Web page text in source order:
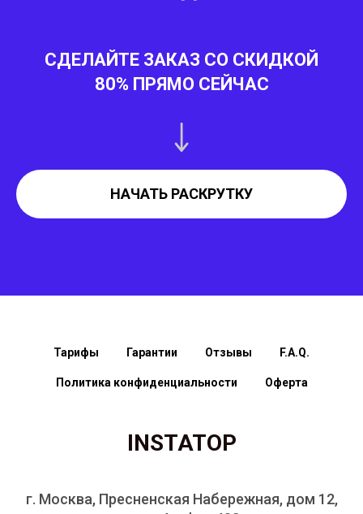
СДЕЛАЙТЕ ЗАКАЗ СО СКИДКОЙ
80% ПРЯМО СЕЙЧАС
НАЧАТЬ РАСКРУТКУ
Тарифы Гарантии Отзывы F.A.Q.
Политика конфиденциальности Оферта
INSTATOP
г. Москва, Пресненская Набережная, дом 12,